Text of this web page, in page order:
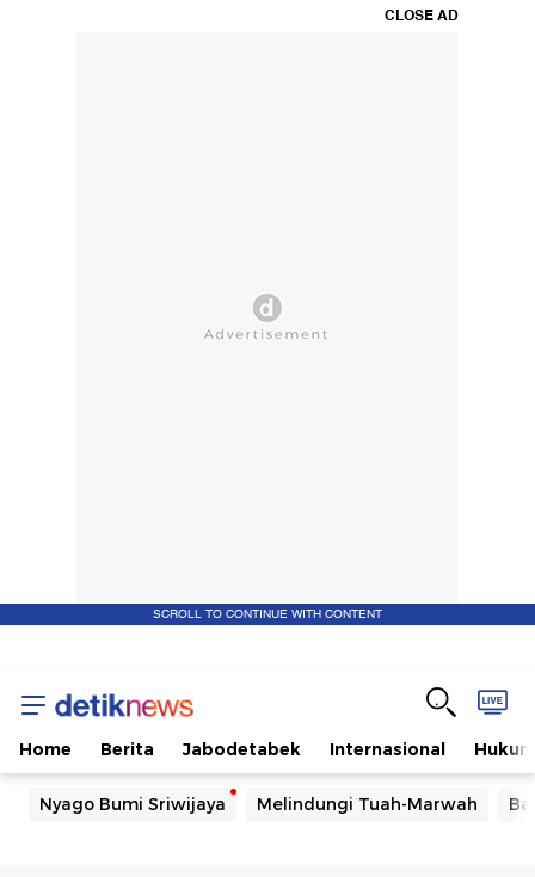
CLOSE AD
SCROLL TO CONTINUE WITH CONTENT
Home Berita Jabodetabek Internasional Hukum
Nyago Bumi Sriwijaya Melindungi Tuah-Marwah